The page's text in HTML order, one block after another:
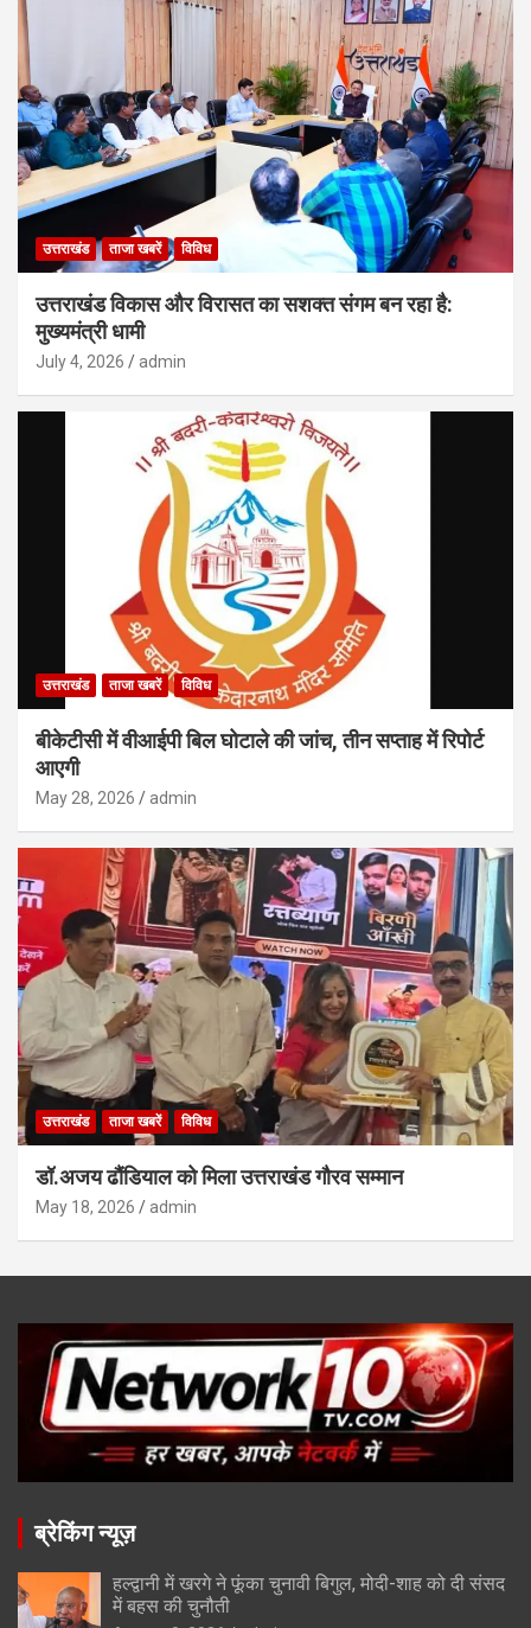
उत्तराखंड ताजा खबरें विविध
उत्तराखंड विकास और विरासत का सशक्त संगम बन रहा है:
मुख्यमंत्री धामी
July 4, 2026 admin
उत्तराखंड ताजा खबरें विविध
बीकेटीसी में वीआईपी बिल घोटाले की जांच, तीन सप्ताह में रिपोर्ट
आएगी
May 28, 2026 admin
उत्तराखंड ताजा खबरें विविध
डॉ.अजय ढौंडियाल को मिला उत्तराखंड गौरव सम्मान
May 18, 2026 admin
ब्रेकिंग न्यूज़
हल्द्वानी में खरगे ने फूंका चुनावी बिगुल, मोदी-शाह को दी संसद
में बहस की चुनौती